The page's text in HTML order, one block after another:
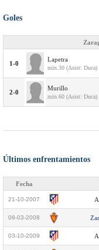
Goles
1-0
Lapetra
min.30 (Asist: Duca)
2-0
Murillo
min.60 (Asist: Duca)
Últimos enfrentamientos
Fecha
21-10-2007
08-03-2008
03-10-2009